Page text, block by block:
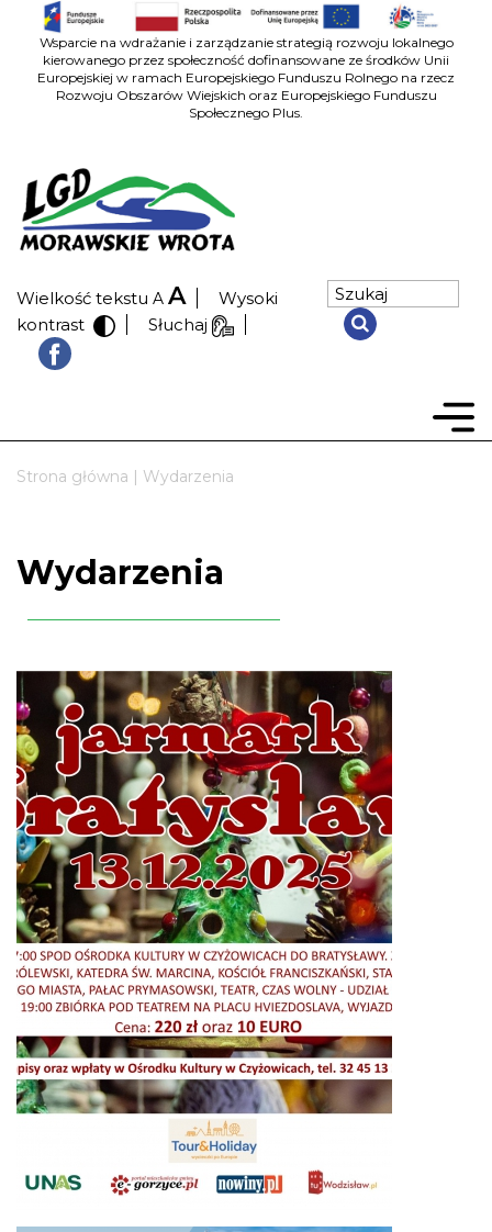
Wsparcie na wdrażanie i zarządzanie strategią rozwoju lokalnego
kierowanego przez społeczność dofinansowane ze środków Unii
Europejskiej w ramach Europejskiego Funduszu Rolnego na rzecz
Rozwoju Obszarów Wiejskich oraz Europejskiego Funduszu
Społecznego Plus.
Wielkość tekstu A A
Wysoki
kontrast
Słuchaj
Strona główna | Wydarzenia
Wydarzenia